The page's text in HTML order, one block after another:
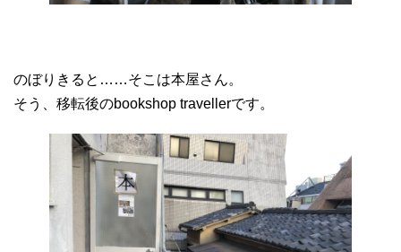
のぼりきると……そこは本屋さん。
そう、移転後のbookshop travellerです。